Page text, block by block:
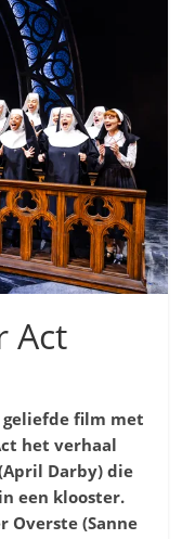
Act
geliefde film met
het verhaal
Darby) die
een klooster.
Overste (Sanne